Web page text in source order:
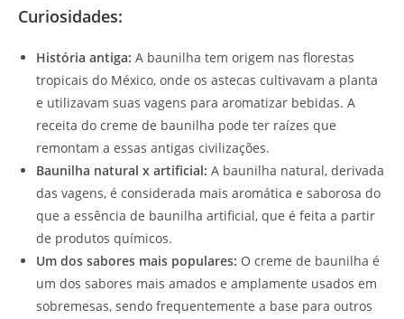
Curiosidades:
História antiga: A baunilha tem origem nas florestas
tropicais do México, onde os astecas cultivavam a planta
e utilizavam suas vagens para aromatizar bebidas. A
receita do creme de baunilha pode ter raízes que
remontam a essas antigas civilizações.
Baunilha natural x artificial: A baunilha natural, derivada
das vagens, é considerada mais aromática e saborosa do
que a essência de baunilha artificial, que é feita a partir
de produtos químicos.
Um dos sabores mais populares: O creme de baunilha é
um dos sabores mais amados e amplamente usados em
sobremesas, sendo frequentemente a base para outros